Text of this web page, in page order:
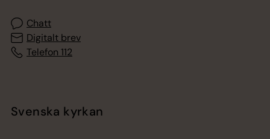
Chatt
Digitalt brev
Telefon 112
Svenska kyrkan